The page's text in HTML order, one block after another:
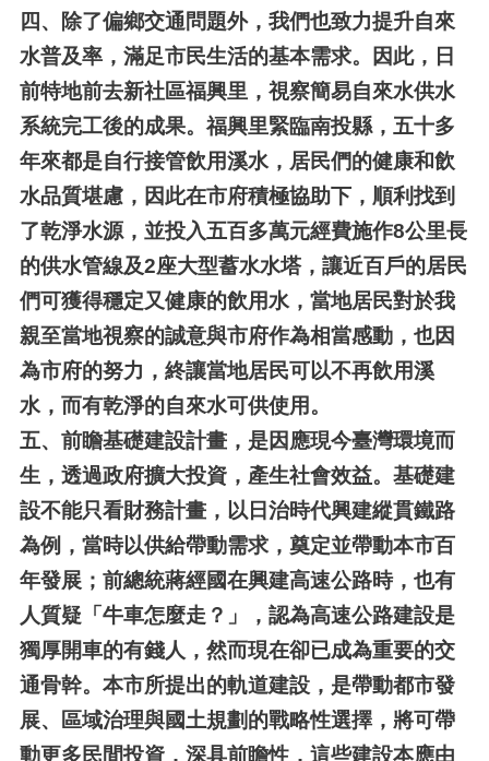
四、 除了偏鄉交通問題外，我們也致力提升自來
水普及率，滿足市民生活的基本需求。因此，日
前特地前去新社區福興里，視察簡易自來水供水
系統完工後的成果。福興里緊臨南投縣，五十多
年來都是自行接管飲用溪水，居民們的健康和飲
水品質堪慮，因此在市府積極協助下，順利找到
了乾淨水源，並投入五百多萬元經費施作8公里長
的供水管線及2座大型蓄水水塔，讓近百戶的居民
們可獲得穩定又健康的飲用水，當地居民對於我
親至當地視察的誠意與市府作為相當感動，也因
為市府的努力，終讓當地居民可以不再飲用溪
水，而有乾淨的自來水可供使用。
五、 前瞻基礎建設計畫，是因應現今臺灣環境而
生，透過政府擴大投資，產生社會效益。基礎建
設不能只看財務計畫，以日治時代興建縱貫鐵路
為例，當時以供給帶動需求，奠定並帶動本市百
年發展；前總統蔣經國在興建高速公路時，也有
人質疑「牛車怎麼走？」，認為高速公路建設是
獨厚開車的有錢人，然而現在卻已成為重要的交
通骨幹。本市所提出的軌道建設，是帶動都市發
展、區域治理與國土規劃的戰略性選擇，將可帶
動更多民間投資，深具前瞻性，這些建設本應由